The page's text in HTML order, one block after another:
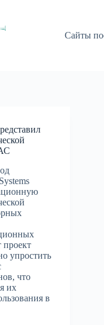
Сайты
упростить
что
их
в